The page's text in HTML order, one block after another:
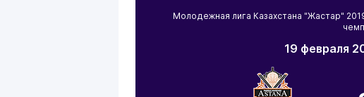
Молодежная лига Казахстана "Жастар"
19 февраля